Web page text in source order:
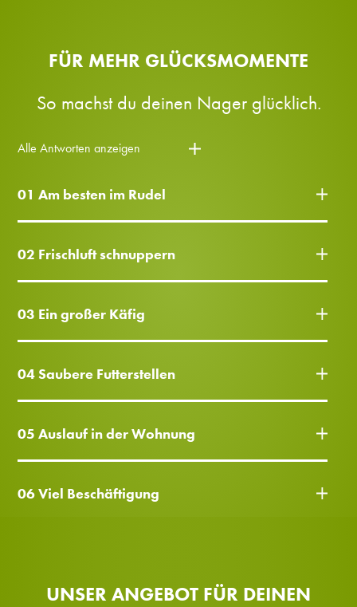
FÜR MEHR GLÜCKSMOMENTE
So machst du deinen Nager glücklich.
Alle Antworten anzeigen
01 Am besten im Rudel
02 Frischluft schnuppern
03 Ein großer Käfig
04 Saubere Futterstellen
05 Auslauf in der Wohnung
06 Viel Beschäftigung
UNSER ANGEBOT FÜR DEINEN